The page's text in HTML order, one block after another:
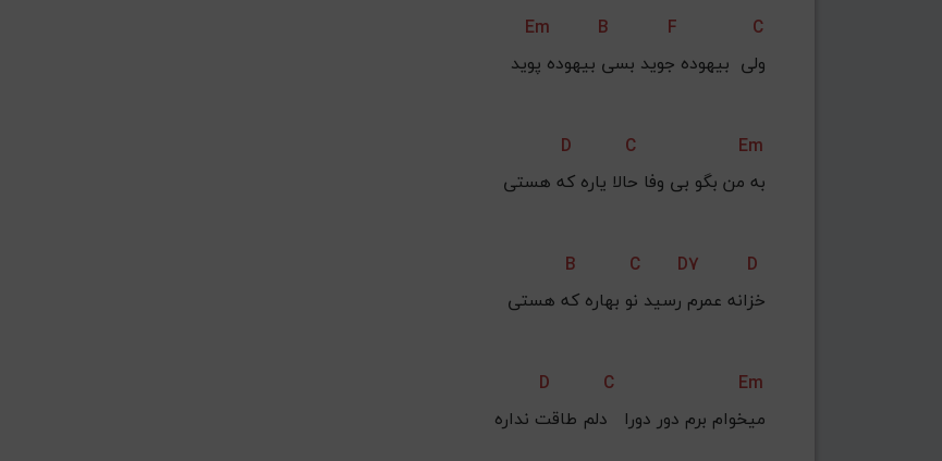
Em B F
C
ولی  بیهوده جوید بسی بیهوده پوید
D C
Em
به من بگو بی وفا حالا یاره که هستی
B C D7
D
خزانه عمرم رسید نو بهاره که هستی
D C
Em
میخوام برم دور دورا   دلم طاقت نداره